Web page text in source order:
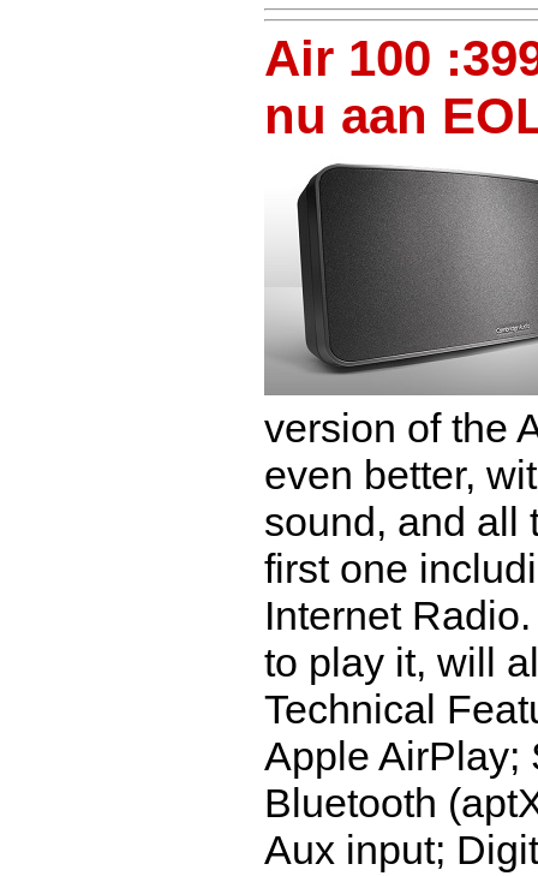
Air 100
nu aan
version of the
even better,
sound, and all
first one
Internet
to play it, will
Technical
Apple AirPlay;
Bluetooth
Aux input;